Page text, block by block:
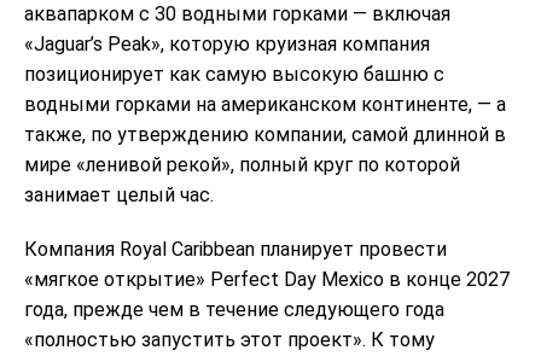
аквапарком с 30 водными горками — включая
«Jaguar’s Peak», которую круизная компания
позиционирует как самую высокую башню с
водными горками на американском континенте, — а
также, по утверждению компании, самой длинной в
мире «ленивой рекой», полный круг по которой
занимает целый час.
Компания Royal Caribbean планирует провести
«мягкое открытие» Perfect Day Mexico в конце 2027
года, прежде чем в течение следующего года
«полностью запустить этот проект». К тому